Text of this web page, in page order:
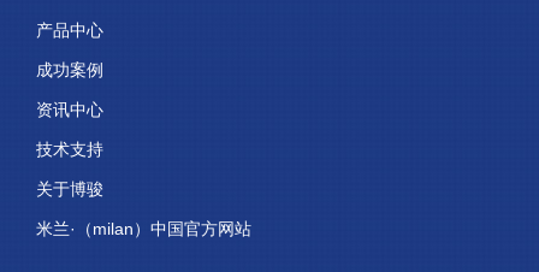
产品中心
成功案例
资讯中心
技术支持
关于博骏
米兰·（milan）中国官方网站